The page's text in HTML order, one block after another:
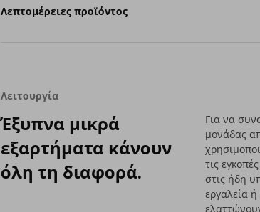
Λεπτομέρειες προϊόντος
Λειτουργία
Έξυπνα μικρά
εξαρτήματα κάνουν
όλη τη διαφορά.
Για να
μονάδας
τις
στις ήδη
εργαλεία